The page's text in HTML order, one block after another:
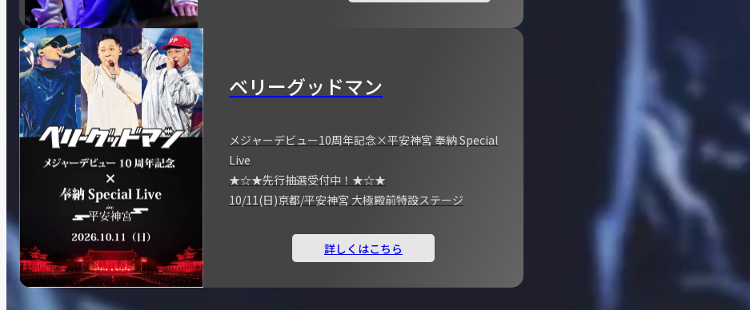
ベリーグッドマン
メジャーデビュー10周年記念×平安神宮 奉納 Special
Live
★☆★先行抽選受付中！★☆★
10/11(日)京都/平安神宮 大極殿前特設ステージ
詳しくはこちら